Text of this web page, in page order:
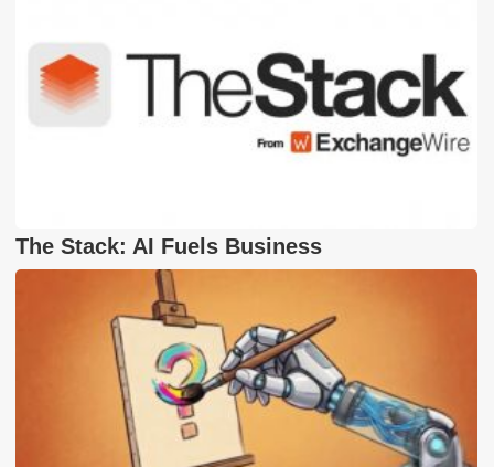
The Stack: AI Fuels Business